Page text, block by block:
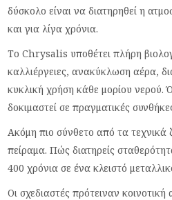
δύσκολο είναι να διατηρηθεί η
και για λίγα χρόνια.
Το Chrysalis υποθέτει πλήρη
καλλιέργειες, ανακύκλωση αέρα,
κυκλική χρήση κάθε μορίου νερού.
δοκιμαστεί σε πραγματικές
Ακόμη πιο σύνθετο από τα τεχνικά
πείραμα. Πώς διατηρείς
400 χρόνια σε ένα κλειστό
Οι σχεδιαστές πρότειναν